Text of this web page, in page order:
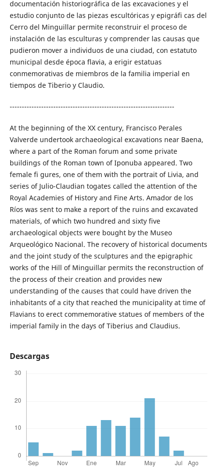
documentación historiográfica de las excavaciones y el
estudio conjunto de las piezas escultóricas y epigráfi cas del
Cerro del Minguillar permite reconstruir el proceso de
instalación de las esculturas y comprender las causas que
pudieron mover a individuos de una ciudad, con estatuto
municipal desde época flavia, a erigir estatuas
conmemorativas de miembros de la familia imperial en
tiempos de Tiberio y Claudio.
--------------------------------------------------------------------
At the beginning of the XX century, Francisco Perales
Valverde undertook archaeological excavations near Baena,
where a part of the Roman forum and some private
buildings of the Roman town of Iponuba appeared. Two
female fi gures, one of them with the portrait of Livia, and
series of Julio-Claudian togates called the attention of the
Royal Academies of History and Fine Arts. Amador de los
Ríos was sent to make a report of the ruins and excavated
materials, of which two hundred and sixty five
archaeological objects were bought by the Museo
Arqueológico Nacional. The recovery of historical documents
and the joint study of the sculptures and the epigraphic
works of the Hill of Minguillar permits the reconstruction of
the process of their creation and provides new
understanding of the causes that could have driven the
inhabitants of a city that reached the municipality at time of
Flavians to erect commemorative statues of members of the
imperial family in the days of Tiberius and Claudius.
Descargas